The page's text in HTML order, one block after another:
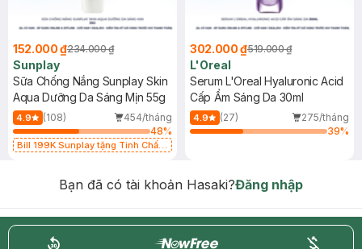
152.000 ₫234.000 ₫
Sunplay
Sữa Chống Nắng Sunplay Skin
Aqua Dưỡng Da Sáng Mịn 55g
4.9 (108)
454/tháng
48%
Bill 199K Sunplay tặng Tinh Chất
302.000 ₫519.000 ₫
L'Oreal
Serum L'Oreal Hyaluronic Acid
Cấp Ẩm Sáng Da 30ml
4.9 (27)
275/tháng
39%
Bạn đã có tài khoản Hasaki?Đăng nhập